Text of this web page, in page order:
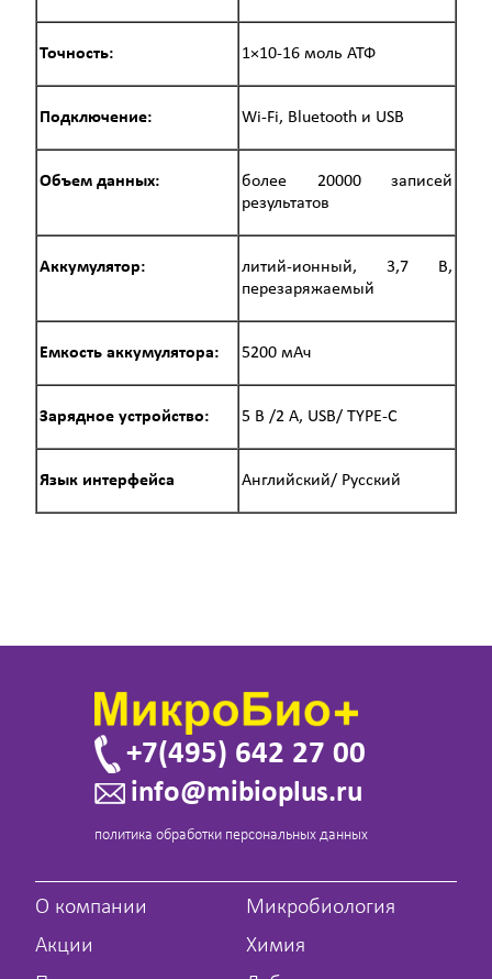
Точность: 1×10-16 моль АТФ
Подключение: Wi-Fi, Bluetooth и USB
Объем данных:
более 20000 записей
результатов
Аккумулятор:
литий-ионный, 3,7 В,
перезаряжаемый
Емкость аккумулятора: 5200 мАч
Зарядное устройство: 5 В /2 А, USB/ TYPE-C
Язык интерфейса Английский/ Русский
+7(495) 642 27 00
info@mibioplus.ru
политика обработки персональных данных
О компании
Акции
Микробиология
Химия